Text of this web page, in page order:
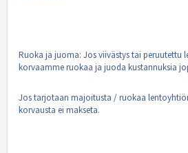
Ruoka ja juoma: Jos viivästys tai peruutettu
korvaamme ruokaa ja juoda kustannuksia
Jos tarjotaan majoitusta / ruokaa
korvausta ei makseta.